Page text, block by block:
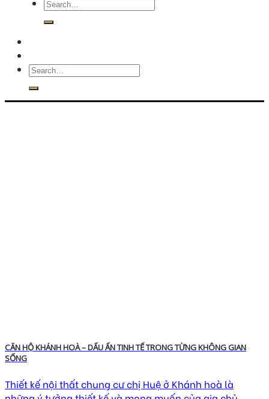
CĂN HỘ KHÁNH HOÀ – DẤU ẤN TINH TẾ TRONG TỪNG KHÔNG GIAN
SỐNG
Thiết kế nội thất chung cư chị Huệ ở Khánh hoà là